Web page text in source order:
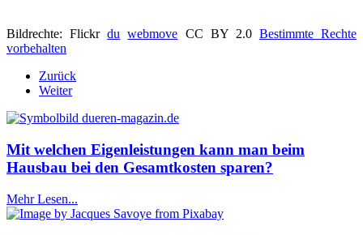
Bildrechte: Flickrdu webmove CC BY 2.0 Bestimmte Rechte
vorbehalten
Zurück
Weiter
Mit welchen Eigenleistungen kann man beim
Hausbau bei den Gesamtkosten sparen?
Mehr Lesen...